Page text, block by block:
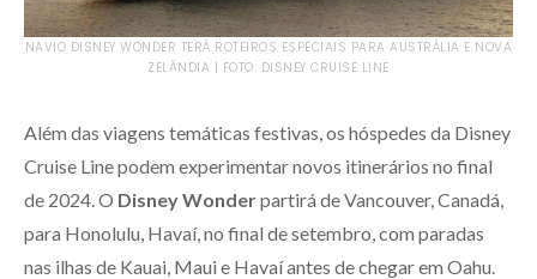
NAVIO DISNEY WONDER TERÁ ROTEIROS ESPECIAIS PARA AUSTRÁLIA E NOVA
ZELÂNDIA | FOTO: DISNEY CRUISE LINE
Além das viagens temáticas festivas, os hóspedes da Disney
Cruise Line podem experimentar novos itinerários no final
de 2024. O Disney Wonderpartirá de Vancouver, Canadá,
para Honolulu, Havaí, no final de setembro, com paradas
nas ilhas de Kauai, Maui e Havaí antes de chegar em Oahu.